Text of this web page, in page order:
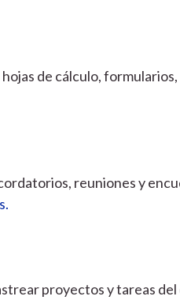
de cálculo,
reuniones y
proyectos y tareas